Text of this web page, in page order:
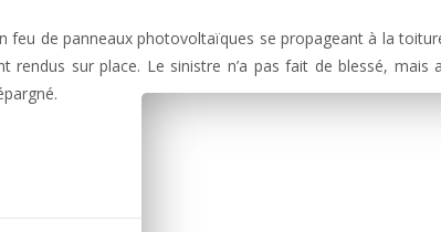
feu de panneaux photovoltaïques se propageant à la
rendus sur place. Le sinistre n’a pas fait de blessé, mais